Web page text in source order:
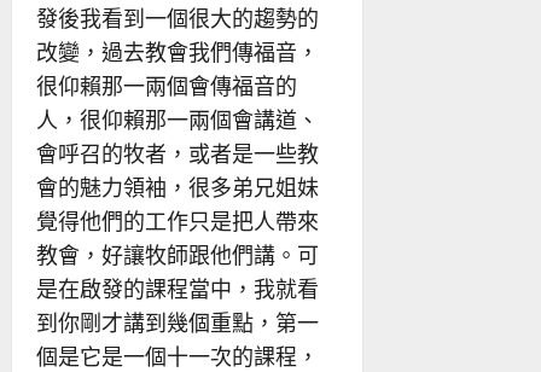
發後我看到一個很大的趨勢的
改變，過去教會我們傳福音，
很仰賴那一兩個會傳福音的
人，很仰賴那一兩個會講道、
會呼召的牧者，或者是一些教
會的魅力領袖，很多弟兄姐妹
覺得他們的工作只是把人帶來
教會，好讓牧師跟他們講。可
是在啟發的課程當中，我就看
到你剛才講到幾個重點，第一
個是它是一個十一次的課程，